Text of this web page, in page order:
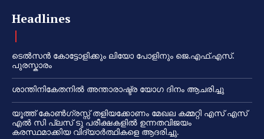
Headlines
ടെൽസൻ കോട്ടോളിക്കും ലിയോ പോളിനും ജെ.എഫ്.എസ്.
പുരസ്കാരം
ശാന്തിനികേതനിൽ അന്താരാഷ്ട്ര യോഗ ദിനം ആചരിച്ചു
യൂത്ത് കോൺഗ്രസ്സ് തളിയക്കോണം മേഖല കമ്മറ്റി എസ് എസ്
എൽ സി പ്ലസ് ടു പരീക്ഷകളിൽ ഉന്നതവിജയം
കരസ്ഥമാക്കിയ വിദ്യാർത്ഥികളെ ആദരിച്ചു.